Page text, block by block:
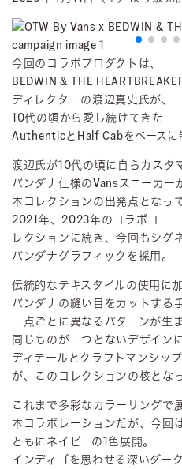
今回のコラボプロダクトは、
BEDWIN & THE
ディレクターの渡辺真史氏が、
10代の頃から愛し続けてきた
AuthenticとHalf Cabをベースに
渡辺氏が10代の頃に自らカスタ
バンダナ仕様のVansスニーカー
本コレクションの出発点となっ
2021年、2023年のコラボコ
レクションに続き、今回もシグ
バンダナグラフィックを採用。
伝統的なテキスタイルの使用に加
バンダナの縫い目をカットする
一点ごとに異なるパターンが生ま
同じものが二つとないデザインに
ディテールとクラフトマンシッ
が、このコレクションの核とな
これまで多彩なカラーリングで
本コラボレーションだが、今回
ともにネイビーの1色展開。
インディゴを思わせる深いダー